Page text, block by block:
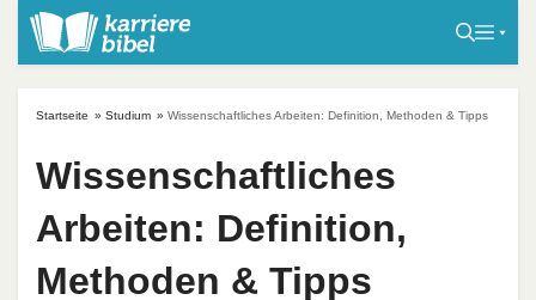
Startseite » Studium » Wissenschaftliches Arbeiten: Definition, Methoden & Tipps
Wissenschaftliches
Arbeiten: Definition,
Methoden & Tipps